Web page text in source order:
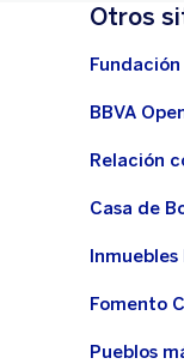
Otros
Fundación
BBVA
Relación
Casa de
Inmuebles
Fomento
Pueblos